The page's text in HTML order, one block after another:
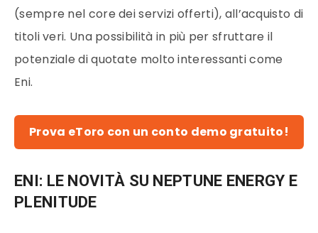
(sempre nel core dei servizi offerti), all’acquisto di
titoli veri. Una possibilità in più per sfruttare il
potenziale di quotate molto interessanti come
Eni.
Prova eToro con un conto demo gratuito!
ENI: LE NOVITÀ SU NEPTUNE ENERGY E
PLENITUDE